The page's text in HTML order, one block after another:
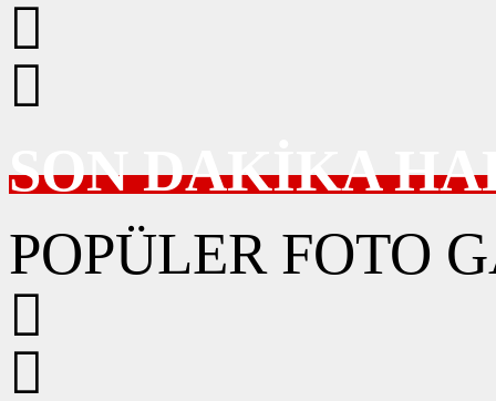
SON DAKİKA
POPÜLER FOTO